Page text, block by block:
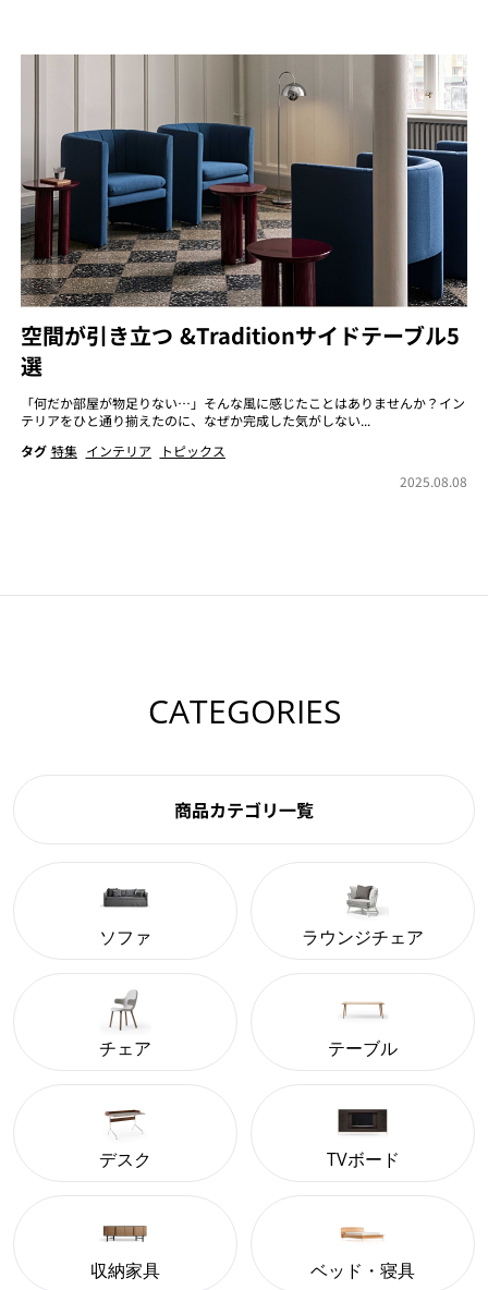
空間が引き立つ &Traditionサイドテーブル5
選
「何だか部屋が物足りない…」そんな風に感じたことはありませんか？イン
テリアをひと通り揃えたのに、なぜか完成した気がしない...
タグ 特集 インテリア
トピックス
2025.08.08
CATEGORIES
商品カテゴリ一覧
ソファ ラウンジチェア
チェア テーブル
デスク TVボード
収納家具 ベッド・寝具